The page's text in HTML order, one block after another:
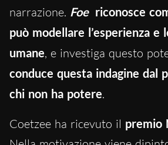
narrazione. Foe riconosce
può modellare l’esperienza e
umane, e investiga questo
conduce questa indagine dal
chi non ha potere.
Coetzee ha ricevuto il premio